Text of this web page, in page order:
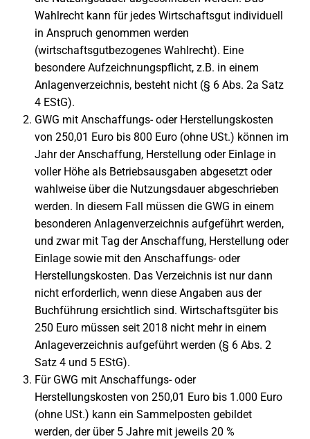
Wahlrecht kann für jedes Wirtschaftsgut individuell
in Anspruch genommen werden
(wirtschaftsgutbezogenes Wahlrecht). Eine
besondere Aufzeichnungspflicht, z.B. in einem
Anlagenverzeichnis, besteht nicht (§ 6 Abs. 2a Satz
4 EStG).
GWG mit Anschaffungs- oder Herstellungskosten
von 250,01 Euro bis 800 Euro (ohne USt.) können im
Jahr der Anschaffung, Herstellung oder Einlage in
voller Höhe als Betriebsausgaben abgesetzt oder
wahlweise über die Nutzungsdauer abgeschrieben
werden. In diesem Fall müssen die GWG in einem
besonderen Anlagenverzeichnis aufgeführt werden,
und zwar mit Tag der Anschaffung, Herstellung oder
Einlage sowie mit den Anschaffungs- oder
Herstellungskosten. Das Verzeichnis ist nur dann
nicht erforderlich, wenn diese Angaben aus der
Buchführung ersichtlich sind. Wirtschaftsgüter bis
250 Euro müssen seit 2018 nicht mehr in einem
Anlageverzeichnis aufgeführt werden (§ 6 Abs. 2
Satz 4 und 5 EStG).
Für GWG mit Anschaffungs- oder
Herstellungskosten von 250,01 Euro bis 1.000 Euro
(ohne USt.) kann ein Sammelposten gebildet
werden, der über 5 Jahre mit jeweils 20 %